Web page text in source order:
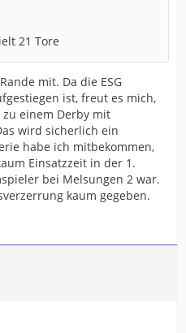
21 Tore
mit. Da die ESG
ist, freut es mich,
einem Derby mit
wird sicherlich ein
habe ich mitbekommen,
Einsatzzeit in der 1.
bei Melsungen 2 war.
kaum gegeben.